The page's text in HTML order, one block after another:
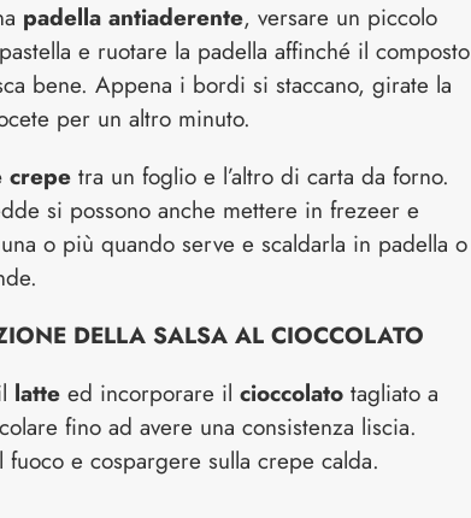
padella antiaderente, versare un piccolo
e ruotare la padella affinché il composto
bene. Appena i bordi si staccano, girate la
per un altro minuto.
crepetra un foglio e l’altro di carta da forno.
si possono anche mettere in frezeer e
o più quando serve e scaldarla in padella o
DELLA SALSA AL CIOCCOLATO
latteed incorporare il cioccolatotagliato a
fino ad avere una consistenza liscia.
fuoco e cospargere sulla crepe calda.